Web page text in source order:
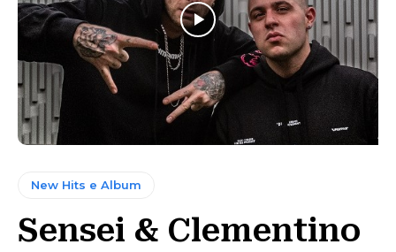
New Hits e Album
Sensei & Clementino